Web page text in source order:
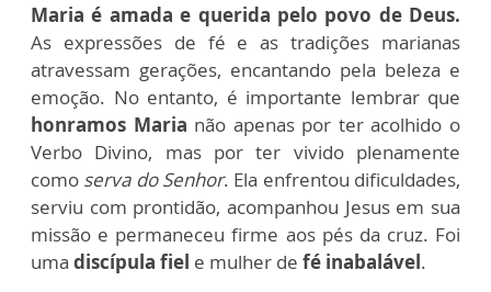
Maria é amada e querida pelo povo de Deus.
As expressões de fé e as tradições marianas
atravessam gerações, encantando pela beleza e
emoção. No entanto, é importante lembrar que
honramos Maria não apenas por ter acolhido o
Verbo Divino, mas por ter vivido plenamente
como serva do Senhor. Ela enfrentou dificuldades,
serviu com prontidão, acompanhou Jesus em sua
missão e permaneceu firme aos pés da cruz. Foi
uma discípula fiel e mulher de fé inabalável.